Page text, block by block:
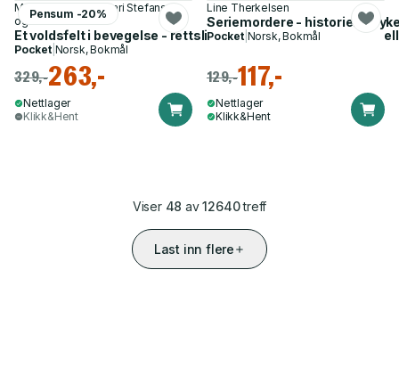
Pensum -20%
May-Len Skilbrei, Kari Stefansen
og 1 annen
Et voldsfelt i bevegelse - rettslige virkemidler og
Pocket| Norsk, Bokmål
329,-263,-
Nettlager
Klikk&Hent
Line Therkelsen
Seriemordere - historiens
Pocket| Norsk, Bokmål
129,-117,-
Nettlager
Klikk&Hent
Viser 48 av 12640treff
Last inn flere